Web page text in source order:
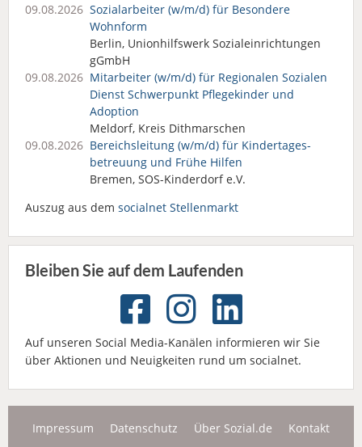
09.08.2026 Sozialarbeiter (w/m/d) für Besondere
Wohnform
Berlin, Unionhilfswerk Sozialeinrichtungen
gGmbH
09.08.2026 Mitarbeiter (w/m/d) für Regionalen Sozialen
Dienst Schwerpunkt Pflegekinder und
Adoption
Meldorf, Kreis Dithmarschen
09.08.2026 Bereichsleitung (w/m/d) für Kindertages­
betreuung und Frühe Hilfen
Bremen, SOS-Kinderdorf e.V.
Auszug aus dem socialnet Stellenmarkt
Bleiben Sie auf dem Laufenden
Auf unseren Social Media-Kanälen informieren wir Sie
über Aktionen und Neuigkeiten rund um socialnet.
Impressum Datenschutz Über Sozial.de Kontakt